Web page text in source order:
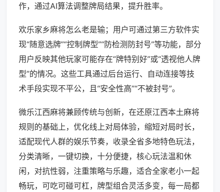
作，通过AI算法调整牌局结果，提升胜率。
欢乐家乡麻将怎么老是输；用户可通过第三方软件实
现“随意选牌”“控制牌型”“防检测防封号”等功能，部分
用户反映其他玩家可能存在“牌特别好”或“透视他人牌
型”的情况。这些工具通过后台运行、自动连接等技
术手段实现不平公，且“安全性高”“不被封号”。
微乐江西麻将兼顾传统与创新，在还原江西本土麻将
规则的基础上，优化线上对局体验，缩短对局时长，
适配现代人群的娱乐节奏，收录全省多地特色玩法，
分类清晰，一键切换，十分便捷，核心玩法温和休
闲，对抗性弱，注重策略与乐趣，适合全家老小一起
畅玩，可吃可碰可杠，牌型组合灵活多变，每一局都